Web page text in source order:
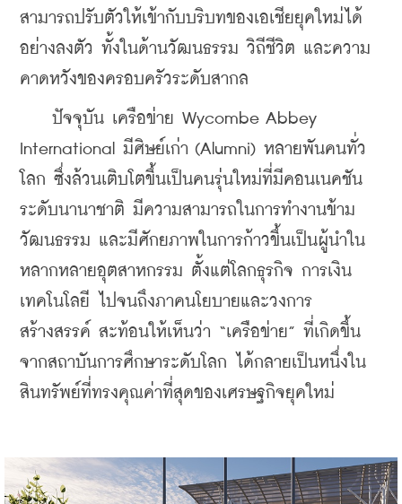
สามารถปรับตัวให้เข้ากับบริบทของเอเชียยุคใหม่ได้
อย่างลงตัว ทั้งในด้านวัฒนธรรม วิถีชีวิต และความ
คาดหวังของครอบครัวระดับสากล
ปัจจุบัน เครือข่าย Wycombe Abbey
International มีศิษย์เก่า (Alumni) หลายพันคนทั่ว
โลก ซึ่งล้วนเติบโตขึ้นเป็นคนรุ่นใหม่ที่มีคอนเนคชัน
ระดับนานาชาติ มีความสามารถในการทำงานข้าม
วัฒนธรรม และมีศักยภาพในการก้าวขึ้นเป็นผู้นำใน
หลากหลายอุตสาหกรรม ตั้งแต่โลกธุรกิจ การเงิน
เทคโนโลยี ไปจนถึงภาคนโยบายและวงการ
สร้างสรรค์ สะท้อนให้เห็นว่า “เครือข่าย” ที่เกิดขึ้น
จากสถาบันการศึกษาระดับโลก ได้กลายเป็นหนึ่งใน
สินทรัพย์ที่ทรงคุณค่าที่สุดของเศรษฐกิจยุคใหม่